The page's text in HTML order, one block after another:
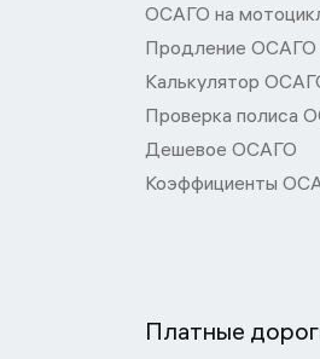
ОСАГО на
Продление ОСАГО
Калькулятор
Проверка полиса
Дешевое ОСАГО
Коэффициенты
Платные